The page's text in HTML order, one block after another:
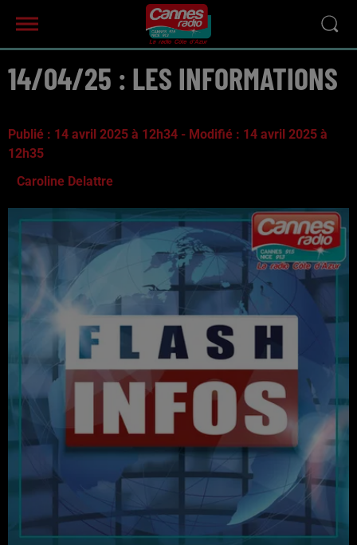
14/04/25 : LES INFORMATIONS
Publié : 14 avril 2025 à 12h34 - Modifié : 14 avril 2025 à
12h35
Caroline Delattre